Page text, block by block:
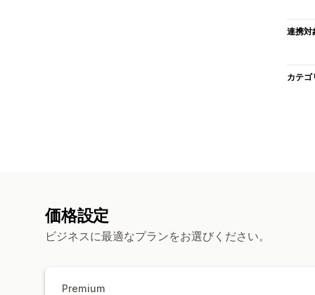
連携対
カテゴ
価格設定
ビジネスに最適なプランをお選びください。
Premium